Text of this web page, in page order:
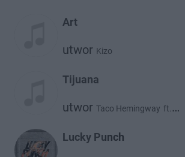
Art
utwor Kizo
Tijuana
utwor Taco Hemingway ft.
Lucky Punch